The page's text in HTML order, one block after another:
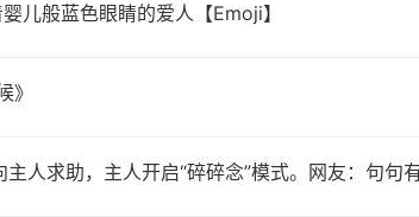
儿般蓝色眼睛的爱人【Emoji】
》
人求助，主人开启“碎碎念”模式。网友：句句